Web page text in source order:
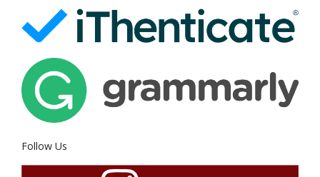
Follow Us